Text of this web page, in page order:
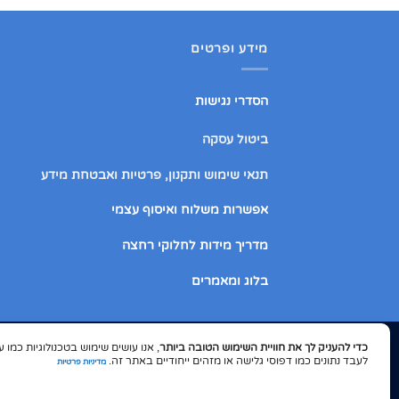
כדי להעניק לך את חוויית השימוש הטובה ביותר
לעבד נתונים כמו דפוסי גלישה או מזהים ייחודיים באתר זה. מדיניות פרטיות
מידע ופרטים
הסדרי נגישות
ביטול עסקה
תנאי שימוש ותקנון, פרטיות ואבטחת מידע
אפשרות משלוח ואיסוף עצמי
מדריך מידות לחלוקי רחצה
בלוג ומאמרים
© התוכן המפורט באתר הינו מקורי ומוגן בזכויות